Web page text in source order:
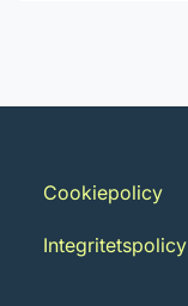
Cookiepolicy
Integritetspolicy